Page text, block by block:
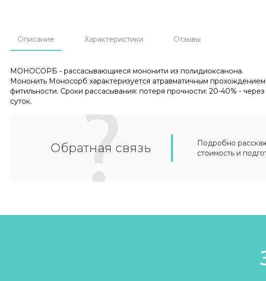
Описание Характеристики Отзывы
МОНОСОРБ - рассасывающиеся мононити из полидиоксанона.
Мононить Моносорб характеризуется атравматичным
фитильности. Сроки рассасывания: потеря прочности: 20-40% -
суток.
Обратная связь
Подробно
стоимость и